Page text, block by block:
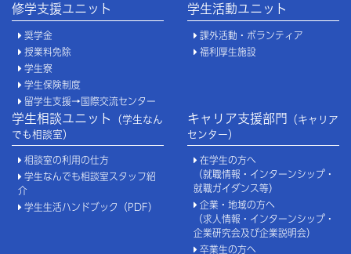
修学支援ユニット
奨学金
授業料免除
学生寮
学生保険制度
留学生支援→国際交流センター
学生活動ユニット
課外活動・ボランティア
福利厚生施設
学生相談ユニット
（学生なん
でも相談室）
相談室の利用の仕方
学生なんでも相談室スタッフ紹
介
学生生活ハンドブック（PDF）
キャリア支援部門
（キャリア
センター）
在学生の方へ
（就職情報・インターンシップ・
就職ガイダンス等）
企業・地域の方へ
（求人情報・インターンシップ・
企業研究会及び企業説明会）
卒業生の方へ